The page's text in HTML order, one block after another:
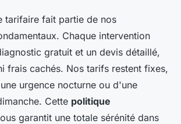
tarifaire fait partie de nos
Chaque intervention
gratuit et un devis détaillé,
frais cachés. Nos tarifs restent fixes,
urgence nocturne ou d'une
Cette politique
garantit une totale sérénité dans